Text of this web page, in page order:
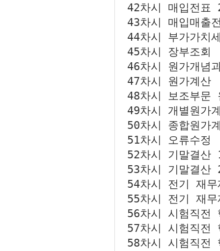
42차시
매입전표
43차시
매입매출
44차시
부가가치
45차시
장부조회
46차시
원가개념
47차시
원가계산
48차시
보조부문
49차시
개별원가
50차시
종합원가
51차시
오류수정
52차시
기말결산
53차시
기말결산
54차시
전기 재
55차시
전기 재
56차시
시험직
57차시
시험직
58차시
시험직전